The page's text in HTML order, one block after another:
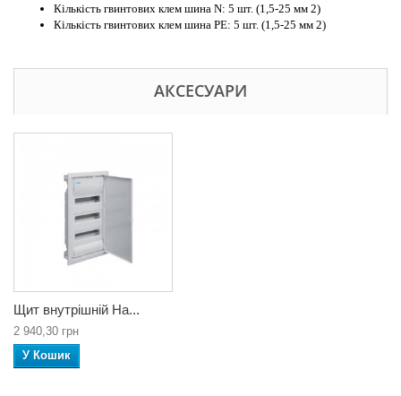
Кількість гвинтових клем шина N: 5 шт. (1,5-25 мм 2)
Кількість гвинтових клем шина РЕ: 5 шт. (1,5-25 мм 2)
АКСЕСУАРИ
Щит внутрішній Ha...
2 940,30 грн
У Кошик